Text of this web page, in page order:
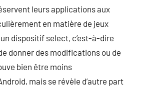
leurs applications aux
en matière de jeux
dispositif select, c’est-à-dire
donner des modifications ou de
bien être moins
mais se révèle d’autre part